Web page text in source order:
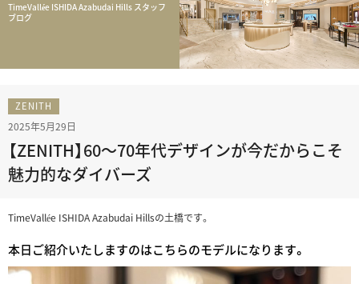
TimeVallée ISHIDA Azabudai Hills スタッフ
ブログ
ZENITH
2025年5月29日
【ZENITH】60〜70年代デザインが今だからこそ
魅力的なダイバーズ
TimeVallée ISHIDA Azabudai Hillsの土橋です。
本日ご紹介いたしますのはこちらのモデルになります。